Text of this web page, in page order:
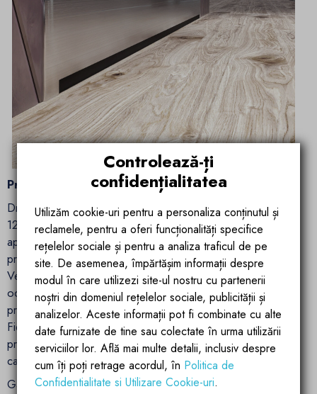
Producem in Europa
Drenurile Premium Gold sunt fabricate in Europa, de peste
12 ani, si in fiecare an produsele noastre sunt instalate in
aproximativ 10.000 de bai in toata Europa. Acestea sunt
produse pentru piețele foarte solicitante din Europa de
Vest, unde clientul are o selecție uriașă de mărci
occidentale. Succesul nostru este calitatea și fiabilitatea
produsului. Avem grija de fiecare detaliu al scurgerii .
Fiecare produs, înainte de a fi ambalat, trece printr-un
proces de control detaliat pentru a asigura cea mai înaltă
calitate și funcționalitate.
Garanție: 5 ani
Controlează-ți
confidențialitatea
Utilizăm cookie-uri pentru a personaliza conținutul și
reclamele, pentru a oferi funcționalități specifice
rețelelor sociale și pentru a analiza traficul de pe
site. De asemenea, împărtășim informații despre
modul în care utilizezi site-ul nostru cu partenerii
noștri din domeniul rețelelor sociale, publicității și
analizelor. Aceste informații pot fi combinate cu alte
date furnizate de tine sau colectate în urma utilizării
serviciilor lor. Află mai multe detalii, inclusiv despre
cum îți poți retrage acordul, în Politica de
Confidentialitate si Utilizare Cookie-uri.